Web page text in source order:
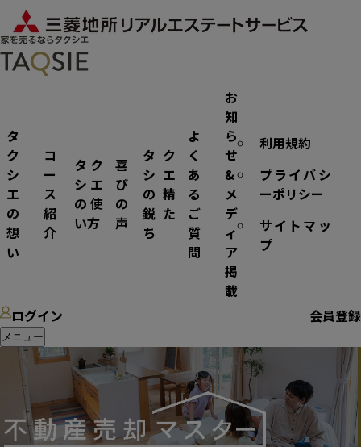
タ
ク
シ
エ
の
想
い
コ
ー
ス
紹
介
タク
シエ
の使
い方
喜
び
の
声
タク
シエ
の精
鋭た
ち
よ
く
あ
る
ご
質
問
お
知
ら
せ
&
メ
デ
ィ
ア
掲
載
利用規約
プライバシ
ーポリシー
サイトマッ
プ
ログイン 会員登録
メニュー